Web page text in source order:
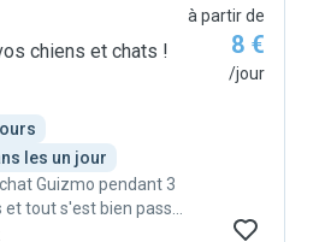
partir l’esprit
pour notre chat
dès le premier
referons appel à
chiens et chats !
les un jour
Guizmo pendant 3
tout s'est bien passé.
et
à partir de
8 €
/jour